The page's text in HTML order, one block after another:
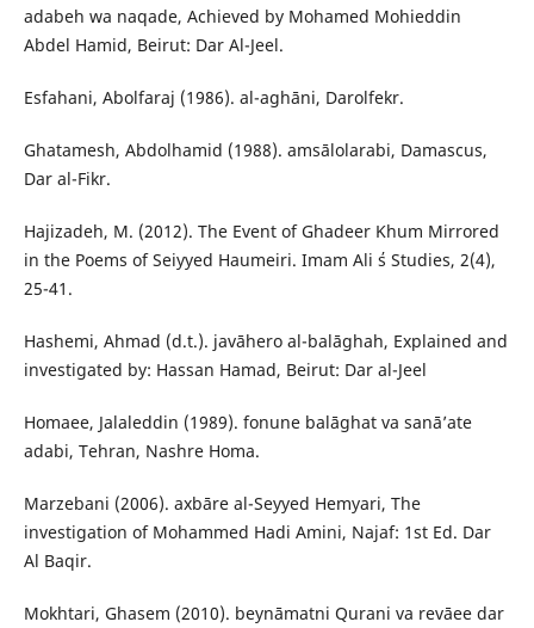
adabeh wa naqade, Achieved by Mohamed Mohieddin
Abdel Hamid, Beirut: Dar Al-Jeel.
Esfahani, Abolfaraj (1986). al-aghāni, Darolfekr.
Ghatamesh, Abdolhamid (1988). amsālolarabi, Damascus,
Dar al-Fikr.
Hajizadeh, M. (2012). The Event of Ghadeer Khum Mirrored
in the Poems of Seiyyed Haumeiri. Imam Ali ΄s Studies, 2(4),
25-41.
Hashemi, Ahmad (d.t.). javāhero al-balāghah, Explained and
investigated by: Hassan Hamad, Beirut: Dar al-Jeel
Homaee, Jalaleddin (1989). fonune balāghat va sanā’ate
adabi, Tehran, Nashre Homa.
Marzebani (2006). axbāre al-Seyyed Hemyari, The
investigation of Mohammed Hadi Amini, Najaf: 1st Ed. Dar
Al Baqir.
Mokhtari, Ghasem (2010). beynāmatni Qurani va revāee dar